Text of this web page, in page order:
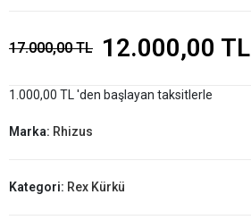
17.000,00 TL 12.000,00 TL
1.000,00 TL 'den başlayan taksitlerle
Marka: Rhizus
Kategori: Rex Kürkü